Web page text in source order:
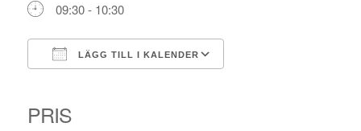
09:30 - 10:30
LÄGG TILL I KALENDER
PRIS